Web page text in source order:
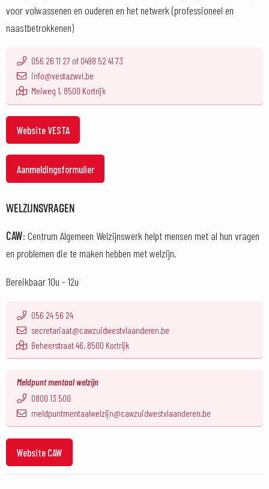
voor volwassenen en ouderen en het netwerk (professioneel en
naastbetrokkenen)
056 26 11 27 of 0498 52 41 73
info@vestazwvl.be
Meiweg 1, 8500 Kortrijk
Website VESTA
Aanmeldingsformulier
WELZIJNSVRAGEN
CAW: Centrum Algemeen Welzijnswerk helpt mensen met al hun vragen
en problemen die te maken hebben met welzijn.
Bereikbaar 10u - 12u
056 24 56 24
secretariaat@cawzuidwestvlaanderen.be
Beheerstraat 46, 8500 Kortrijk
Meldpunt mentaal welzijn
0800 13 500
meldpuntmentaalwelzijn@cawzuidwestvlaanderen.be
Website CAW